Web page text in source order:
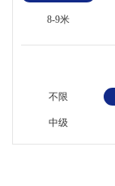
8-9米
不限
中级